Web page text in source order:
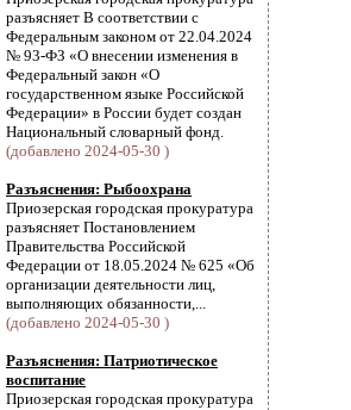
разъясняет В соответствии с
Федеральным законом от 22.04.2024
№ 93-ФЗ «О внесении изменения в
Федеральный закон «О
государственном языке Российской
Федерации» в России будет создан
Национальный словарный фонд.
(добавлено 2024-05-30 )
Разъяснения: Рыбоохрана
Приозерская городская прокуратура
разъясняет Постановлением
Правительства Российской
Федерации от 18.05.2024 № 625 «Об
организации деятельности лиц,
выполняющих обязанности,...
(добавлено 2024-05-30 )
Разъяснения: Патриотическое
воспитание
Приозерская городская прокуратура